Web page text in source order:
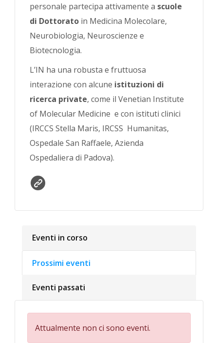
personale partecipa attivamente a scuole
di Dottorato in Medicina Molecolare,
Neurobiologia, Neuroscienze e
Biotecnologia.
L’IN ha una robusta e fruttuosa
interazione con alcune istituzioni di
ricerca private, come il Venetian Institute
of Molecular Medicine e con istituti clinici
(IRCCS Stella Maris, IRCSS Humanitas,
Ospedale San Raffaele, Azienda
Ospedaliera di Padova).
Eventi in corso
Prossimi eventi
Eventi passati
Attualmente non ci sono eventi.